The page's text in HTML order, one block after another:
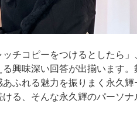
チコピーをつけるとしたら
興味深い回答が出揃います
ふれる魅力を振りまく永久
る、そんな永久輝のパーソ